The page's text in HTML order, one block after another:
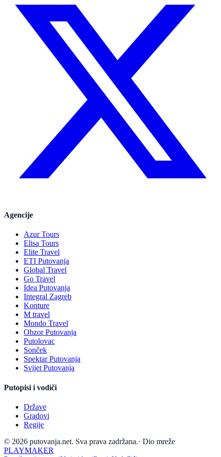
Agencije
Azur Tours
Elisa Tours
Elite Travel
ETI Putovanja
Global Travel
Go Travel
Idea Putovanja
Integral Zagreb
Konture
M travel
Mondo Travel
Obzor Putovanja
Putolovac
Sonček
Spektar Putovanja
Svijet Putovanja
Putopisi i vodiči
Države
Gradovi
Regije
© 2026 putovanja.net. Sva prava zadržana.· Dio mreže
PLAYMAKER